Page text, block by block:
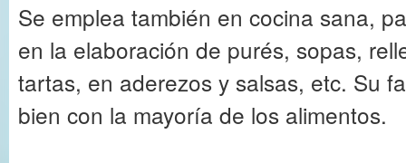
Se emplea también en cocina sana,
en la elaboración de purés, sopas,
tartas, en aderezos y salsas, etc. Su
bien con la mayoría de los alimentos.